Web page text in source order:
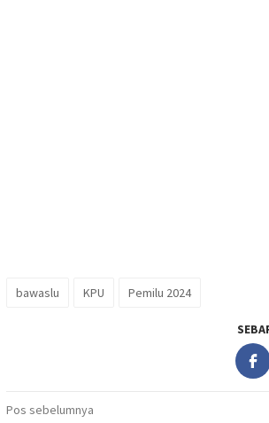
bawaslu KPU Pemilu 2024
Navigasi
Pos sebelumnya